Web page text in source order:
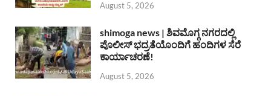
August 5, 2026
shimoga news | ಶಿವಮೊಗ್ಗ ನಗರದಲ್ಲಿ
ಪೊಲೀಸ್ ಭದ್ರತೆಯೊಂದಿಗೆ ಹಂದಿಗಳ ಸೆರೆ
ಕಾರ್ಯಾಚರಣೆ!
August 5, 2026